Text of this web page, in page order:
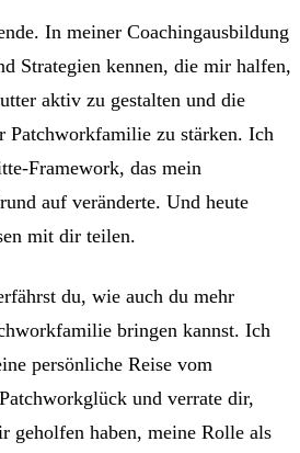
In meiner Coachingausbildung
Strategien kennen, die mir halfen,
aktiv zu gestalten und die
Patchworkfamilie zu stärken. Ich
Framework, das mein
auf veränderte. Und heute
mit dir teilen.
du, wie auch du mehr
bringen kannst. Ich
persönliche Reise vom
und verrate dir,
geholfen haben, meine Rolle als